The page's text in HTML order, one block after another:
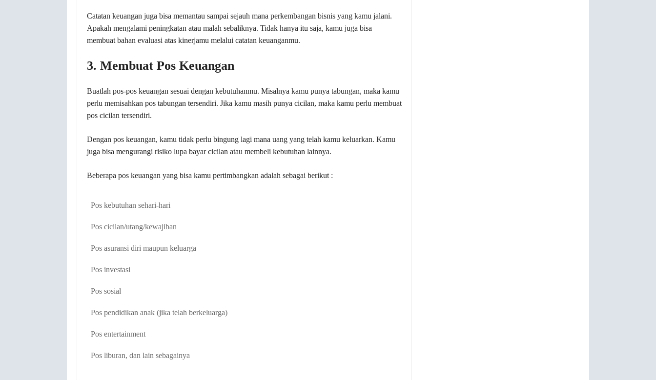
Catatan keuangan juga bisa memantau sampai sejauh mana perkembangan bisnis yang kamu jalani.
Apakah mengalami peningkatan atau malah sebaliknya. Tidak hanya itu saja, kamu juga bisa
membuat bahan evaluasi atas kinerjamu melalui catatan keuanganmu.
3. Membuat Pos Keuangan
Buatlah pos-pos keuangan sesuai dengan kebutuhanmu. Misalnya kamu punya tabungan, maka kamu
perlu memisahkan pos tabungan tersendiri. Jika kamu masih punya cicilan, maka kamu perlu membuat
pos cicilan tersendiri.
Dengan pos keuangan, kamu tidak perlu bingung lagi mana uang yang telah kamu keluarkan. Kamu
juga bisa mengurangi risiko lupa bayar cicilan atau membeli kebutuhan lainnya.
Beberapa pos keuangan yang bisa kamu pertimbangkan adalah sebagai berikut :
Pos kebutuhan sehari-hari
Pos cicilan/utang/kewajiban
Pos asuransi diri maupun keluarga
Pos investasi
Pos sosial
Pos pendidikan anak (jika telah berkeluarga)
Pos entertainment
Pos liburan, dan lain sebagainya